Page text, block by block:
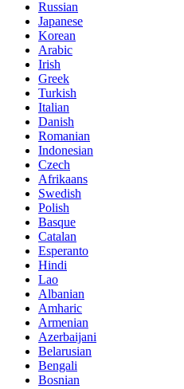
Russian
Japanese
Korean
Arabic
Irish
Greek
Turkish
Italian
Danish
Romanian
Indonesian
Czech
Afrikaans
Swedish
Polish
Basque
Catalan
Esperanto
Hindi
Lao
Albanian
Amharic
Armenian
Azerbaijani
Belarusian
Bengali
Bosnian